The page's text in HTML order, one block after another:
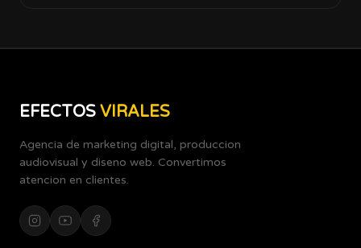
EFECTOS VIRALES
Agencia de marketing digital, produccion
audiovisual y diseno web. Convertimos
atencion en clientes.